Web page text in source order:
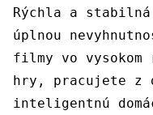
Rýchla a
úplnou
filmy vo
hry, pracujete z
inteligentnú